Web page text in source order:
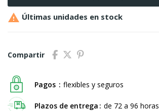
 Últimas unidades en stock
Compartir
Pagos flexibles y seguros
Plazos de entrega de 72 a 96 horas